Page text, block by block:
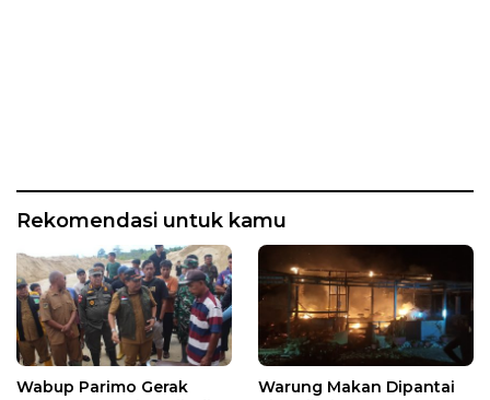
Rekomendasi untuk kamu
Wabup Parimo Gerak
Warung Makan Dipantai